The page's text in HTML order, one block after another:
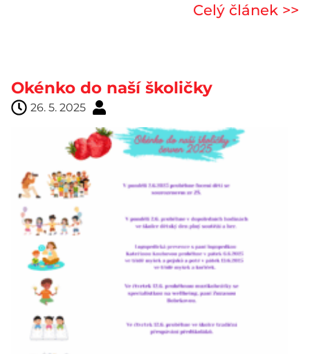
Celý článek >>
Okénko do naší školičky
26. 5. 2025